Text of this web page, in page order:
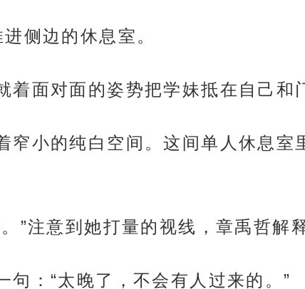
侧边的休息室。
面对面的姿势把学妹抵在自己和
窄小的纯白空间。这间单人休息室
”注意到她打量的视线，章禹哲解
：“太晚了，不会有人过来的。”